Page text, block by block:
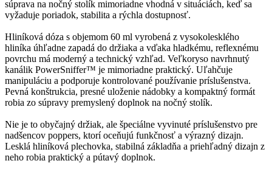
súprava na nočný stolík mimoriadne vhodná v situáciách, keď sa
vyžaduje poriadok, stabilita a rýchla dostupnosť.
Hliníková dóza s objemom 60 ml vyrobená z vysokolesklého
hliníka úhľadne zapadá do držiaka a vďaka hladkému, reflexnému
povrchu má moderný a technický vzhľad. Veľkoryso navrhnutý
kanálik PowerSniffer™ je mimoriadne praktický. Uľahčuje
manipuláciu a podporuje kontrolované používanie príslušenstva.
Pevná konštrukcia, presné uloženie nádobky a kompaktný formát
robia zo súpravy premyslený doplnok na nočný stolík.
Nie je to obyčajný držiak, ale špeciálne vyvinuté príslušenstvo pre
nadšencov poppers, ktorí oceňujú funkčnosť a výrazný dizajn.
Lesklá hliníková plechovka, stabilná základňa a priehľadný dizajn z
neho robia praktický a pútavý doplnok.